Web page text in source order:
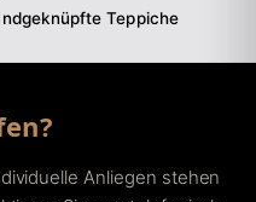
Teppiche
Anliegen stehen